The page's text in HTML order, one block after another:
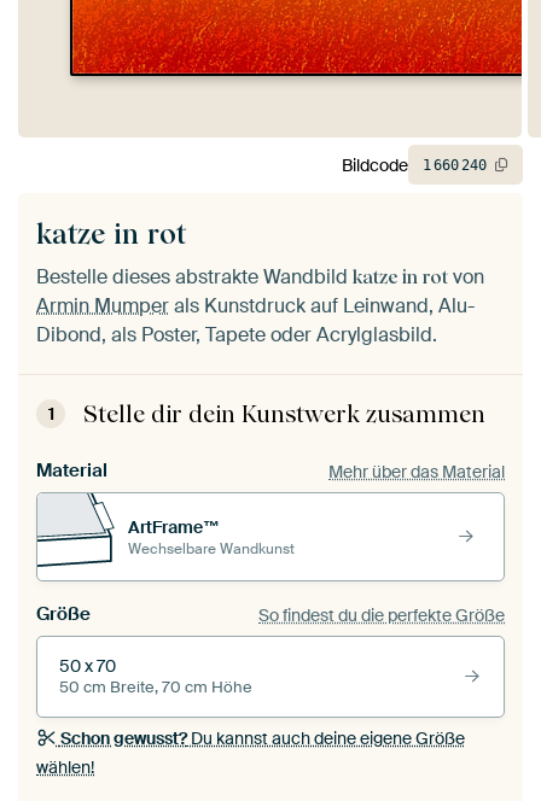
katze in rot
Bestelle dieses abstrakte Wandbild katze in rot von
Armin Mumperals Kunstdruck auf Leinwand, Alu-
Dibond, als Poster, Tapete oder Acrylglasbild.
1 Stelle dir dein Kunstwerk zusammen
Material Mehr über das Material
ArtFrame™
Wechselbare Wandkunst
Größe So findest du die perfekte Größe
50 x 70
50 cm Breite, 70 cm Höhe
Schon gewusst?Du kannst auch deine eigene Größe
wählen!
Bildcode 1660240